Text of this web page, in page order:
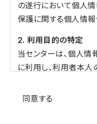
の遂行において個人
保護に関する個人情報
2. 利用目的の特定
当センターは、個人
に利用し、利用者本
3. 適切な取得
同意する